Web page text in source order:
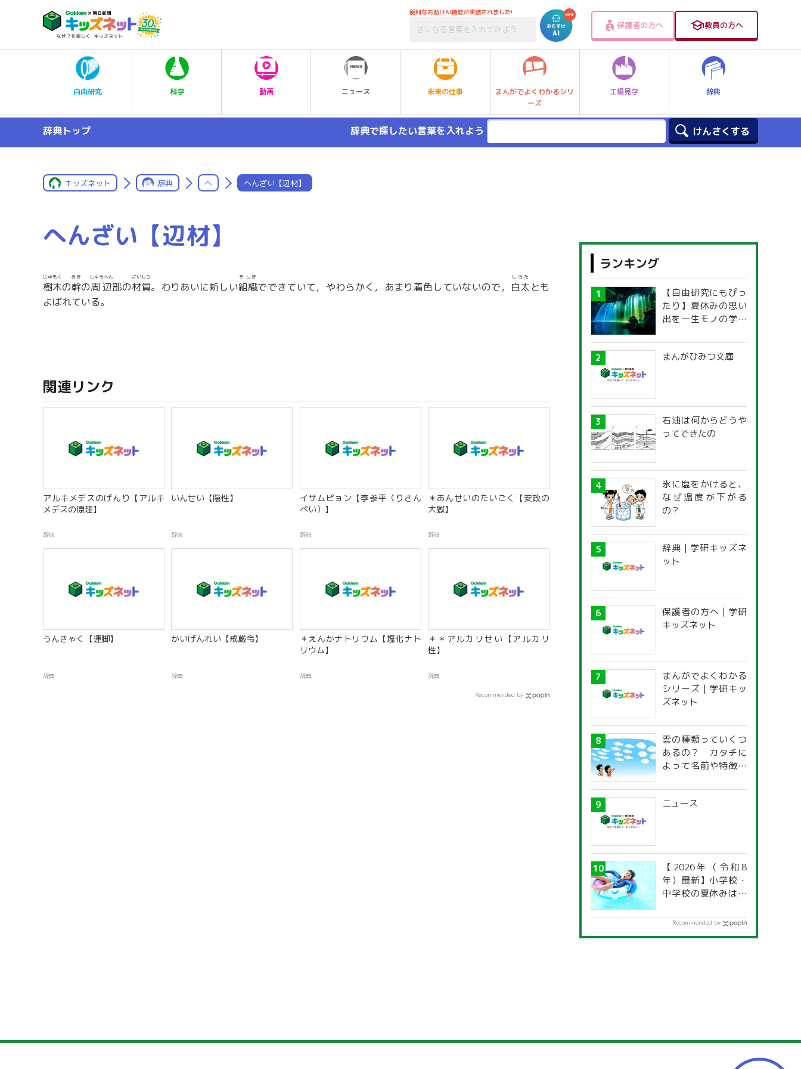
便利なお助けAI機能が実装されました!
保護者の方へ 教員の方へ
自由研究 科学 動画 ニュース 未来の仕事
まんがでよくわかるシリ
ーズ
工場見学 辞典
辞典トップ 辞典で探したい言葉を入れよう
キッズネット 辞典 へ へんざい【辺材】
へんざい【辺材】
樹木
じゅもく
の幹
みき
の周辺
しゅうへん
部の材質
ざいしつ
。わりあいに新しい組織
そしき
でできていて，やわらかく，あまり着色していないので， 白太
しらた
とも
よばれている。
関連リンク
アルキメデスのげんり【アルキ
メデスの原理】
辞典
いんせい【陰性】
辞典
イサムピョン【李参平（りさん
ぺい）】
辞典
＊あんせいのたいごく【安政の
大獄】
辞典
うんきゃく【運脚】
辞典
かいげんれい【戒厳令】
辞典
＊えんかナトリウム【塩化ナト
リウム】
辞典
＊＊アルカリせい【アルカリ
性】
辞典
Recommended by
ランキング
【自由研究にもぴっ
たり】夏休みの思い
出を一生モノの学び
探究ガイド
まんがひみつ文庫
石油は何からどうや
ってできたの
氷に塩をかけると、
なぜ温度が下がる
の？
辞典 | 学研キッズネ
ット
保護者の方へ | 学研
キッズネット
まんがでよくわかる
シリーズ | 学研キッ
ズネット
雲の種類っていくつ
あるの？ カタチに
よって名前や特徴が
ニュース
【2026年（令和8
年）最新】小学校・
中学校の夏休みはい
道府県別「夏季休暇
Recommended by